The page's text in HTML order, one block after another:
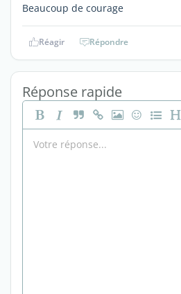
Beaucoup de courage
Réagir Répondre
Réponse rapide